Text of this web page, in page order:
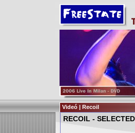
Videó | Recoil
RECOIL -